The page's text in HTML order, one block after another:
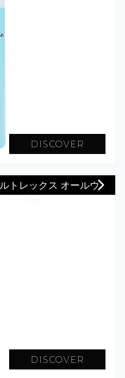
DISCOVER
トレックス オールウ...
DISCOVER